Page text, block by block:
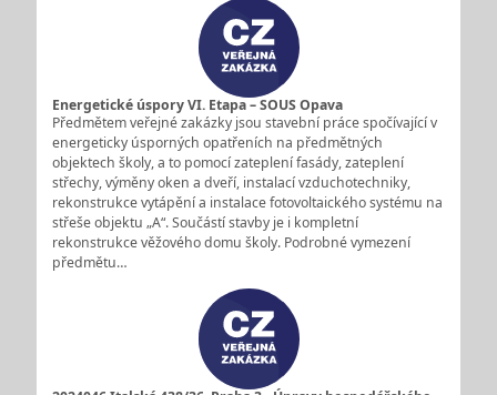
Energetické úspory VI. Etapa – SOUS Opava
Předmětem veřejné zakázky jsou stavební práce spočívající v
energeticky úsporných opatřeních na předmětných
objektech školy, a to pomocí zateplení fasády, zateplení
střechy, výměny oken a dveří, instalací vzduchotechniky,
rekonstrukce vytápění a instalace fotovoltaického systému na
střeše objektu „A“. Součástí stavby je i kompletní
rekonstrukce věžového domu školy. Podrobné vymezení
předmětu…